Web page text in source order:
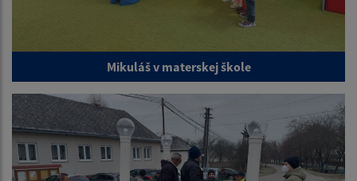
Mikuláš v materskej škole